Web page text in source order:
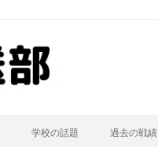
学校の話題 過去の戦績